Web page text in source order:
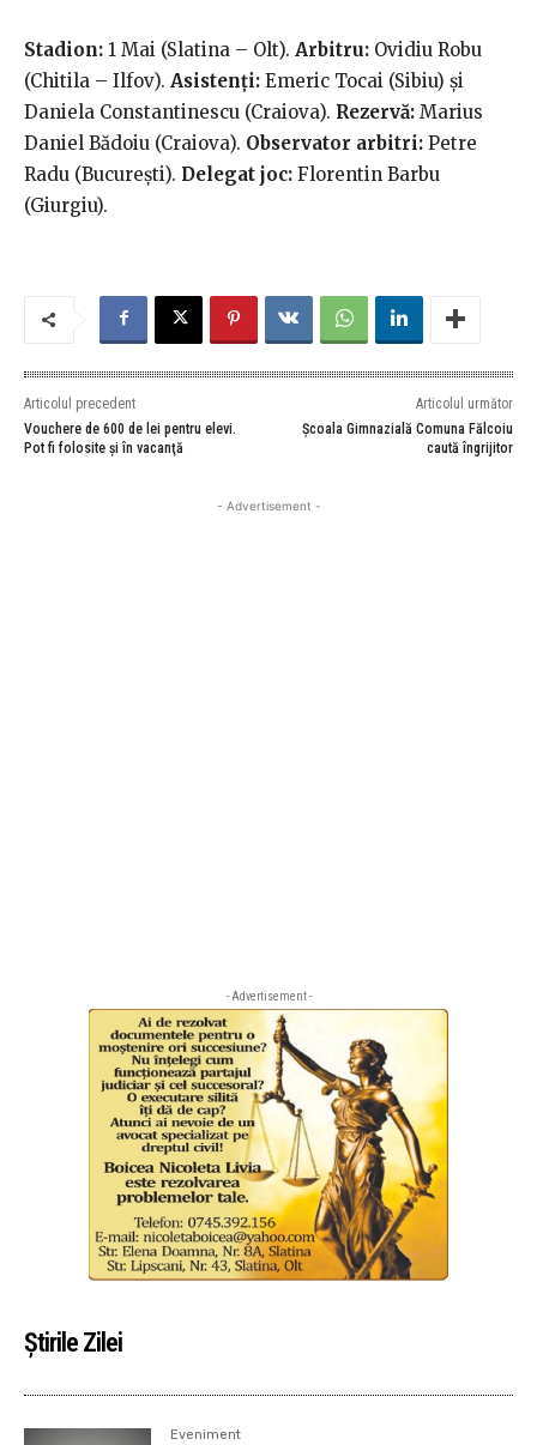
Stadion: 1 Mai (Slatina – Olt). Arbitru: Ovidiu Robu
(Chitila – Ilfov). Asistenți: Emeric Tocai (Sibiu) și
Daniela Constantinescu (Craiova). Rezervă: Marius
Daniel Bădoiu (Craiova). Observator arbitri: Petre
Radu (Bucureşti). Delegat joc: Florentin Barbu
(Giurgiu).
Articolul precedent
Vouchere de 600 de lei pentru elevi.
Pot fi folosite şi în vacanţă
Articolul următor
Școala Gimnazială Comuna Fălcoiu
caută îngrijitor
- Advertisement -
- Advertisement -
Știrile Zilei
Eveniment